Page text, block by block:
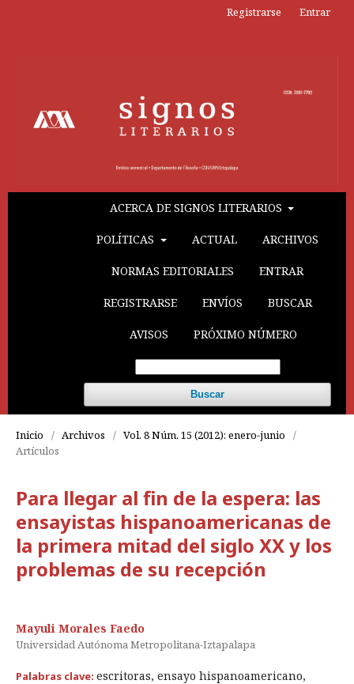
ACERCA DE SIGNOS LITERARIOS
POLÍTICAS ACTUAL ARCHIVOS
NORMAS EDITORIALES ENTRAR
REGISTRARSE ENVÍOS BUSCAR
AVISOS PRÓXIMO NÚMERO
Buscar
Registrarse Entrar
Inicio / Archivos / Vol. 8 Núm. 15 (2012): enero-junio
/
Artículos
Para llegar al fin de la espera: las
ensayistas hispanoamericanas de
la primera mitad del siglo XX y los
problemas de su recepción
Mayuli Morales Faedo
Universidad Autónoma Metropolitana-Iztapalapa
Palabras clave: escritoras, ensayo hispanoamericano,